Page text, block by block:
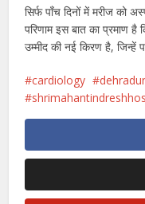
सिर्फ पाँच दिनों में मरीज को
परिणाम इस बात का प्रमाण
उम्मीद की नई किरण है, जिन्हें
cardiology